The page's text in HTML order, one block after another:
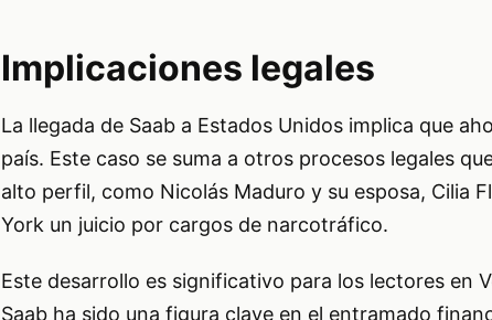
Implicaciones legales
La llegada de Saab a Estados Unidos implica que
país. Este caso se suma a otros procesos legales
alto perfil, como Nicolás Maduro y su esposa, Cilia
York un juicio por cargos de narcotráfico.
Este desarrollo es significativo para los lectores en
Saab ha sido una figura clave en el entramado